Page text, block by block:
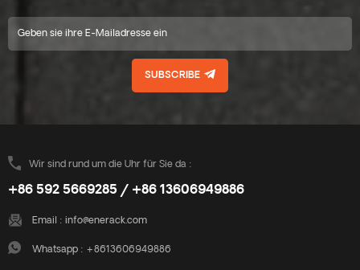
SUBSCRIBE
Wir sind rund um die Uhr für Sie da :
+86 592 5669285 / +86 13606949886
Email : info@enerack.com
Whatsapp : +8613606949886